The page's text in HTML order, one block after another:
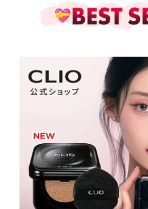
らさら 密着 スティック
クリーム セラム ノンケ
ミカル スキンケア
崩れにくい 肌
ーン補正 密着
メイク